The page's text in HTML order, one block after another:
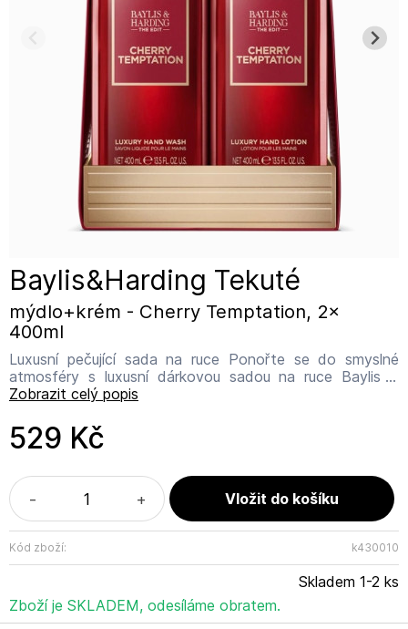
Baylis&Harding Tekuté
mýdlo+krém - Cherry Temptation, 2x
400ml
Luxusní pečující sada na ruce Ponořte se do smyslné
atmosféry s luxusní dárkovou sadou na ruce Baylis &
Harding Cherry Temptation. Elegantní duo tekutého
okouzlující zážitek. Spojení jemné péče a neodolatelné
vůně zanechá pokožku hebkou, hydratovanou a
sladkými tóny třešní, které se prolínají s květinovým
jasmínem a hřejivou tonka fazolí. Tato třešňová vůně
dodá vaší koupelně luxusní nádech a vašemu
každodennímu rituálu špetku pokušení. Obsah sady:
tekuté mýdlo na ruce 400 ml mléko na ruce 400 ml
Vlastnosti: účinně čistí a vyživuje pokožku rukou smyslná
vůně třešní, jasmínu a fazole tonka ideální pro každodenní
použití tip na vánoční dárek pro ženy Aktivní látky:
glycerin - hydratuje, zjemňuje a změkčuje pokožku vitamin
Zobrazit celý popis
529 Kč
- +
Kód zboží: k430010
Skladem 1-2 ks
Zboží je SKLADEM, odesíláme obratem.